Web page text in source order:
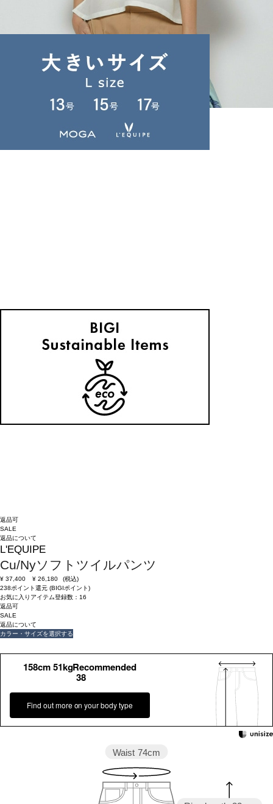
(しゃつ) /
返品可
SALE
返品について
L'EQUIPE
Cu/Nyソフトツイルパンツ
¥ 37,400 ¥ 26,180
(税込)
238ポイント還元 (BIGIポイント)
お気に入りアイテム登録数： 16
返品可
SALE
返品について
カラー・サイズを選択する
158cm 51kgRecommended
38
Find out more on your body type
Waist 74cm